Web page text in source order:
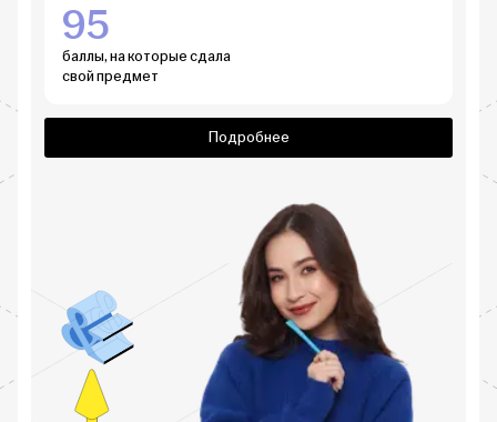
95
баллы, на которые сдала
свой предмет
Подробнее